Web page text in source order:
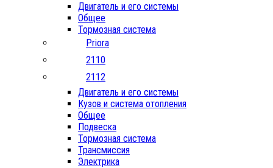
Двигатель и его системы
Общее
Тормозная система
Priora
2110
2112
Двигатель и его системы
Кузов и система отопления
Общее
Подвеска
Тормозная система
Трансмиссия
Электрика